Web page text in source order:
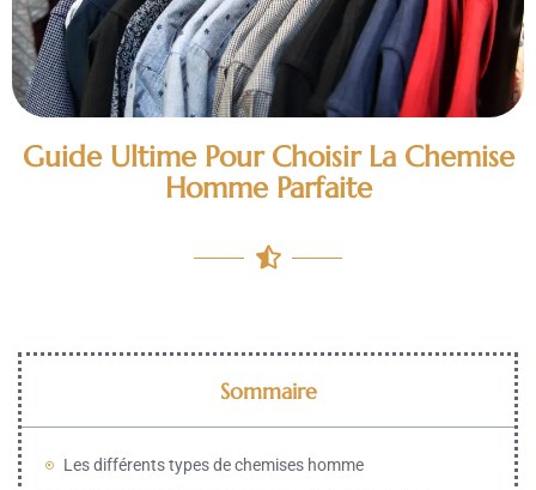
Guide Ultime Pour Choisir La Chemise
Homme Parfaite
Sommaire
Les différents types de chemises homme